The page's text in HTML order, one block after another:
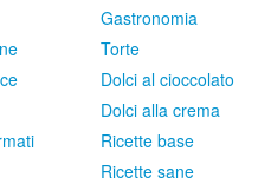
Gastronomia
Torte
Dolci al cioccolato
Dolci alla crema
Ricette base
Ricette sane